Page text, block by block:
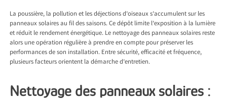
La poussière, la pollution et les déjections d’oiseaux s’accumulent sur les
panneaux solaires au fil des saisons. Ce dépôt limite l’exposition à la lumière
et réduit le rendement énergétique. Le nettoyage des panneaux solaires reste
alors une opération régulière à prendre en compte pour préserver les
performances de son installation. Entre sécurité, efficacité et fréquence,
plusieurs facteurs orientent la démarche d’entretien.
Nettoyage des panneaux solaires :